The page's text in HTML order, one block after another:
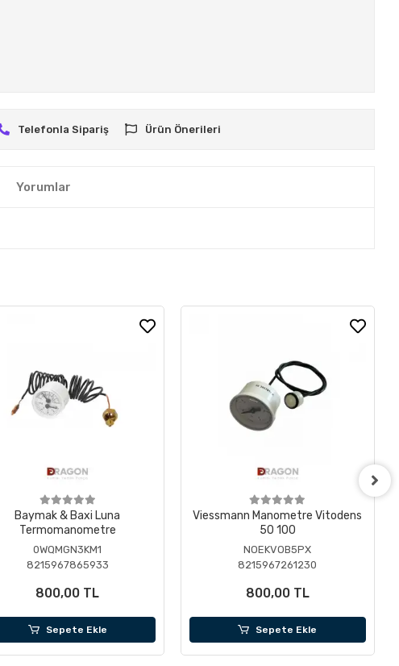
Telefonla Sipariş Ürün Önerileri
Yorumlar
Baymak & Baxi Luna
Termomanometre
0WQMGN3KM1
8215967865933
800,00 TL
Sepete Ekle
Viessmann Manometre Vitodens
50 100
NOEKVOB5PX
8215967261230
800,00 TL
Sepete Ekle